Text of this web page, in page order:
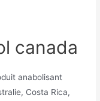
canada
anabolisant
Costa Rica,